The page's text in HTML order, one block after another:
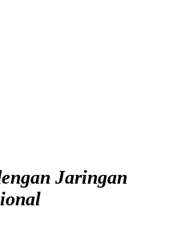
Jaringan